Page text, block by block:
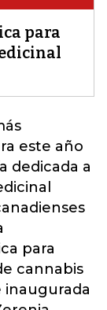
para
este año
dedicada a
para
cannabis
inaugurada